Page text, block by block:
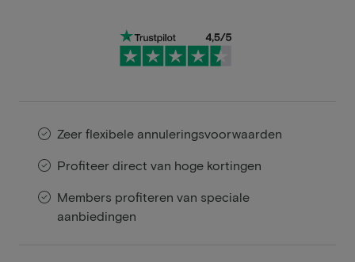
Zeer flexibele annuleringsvoorwaarden
Profiteer direct van hoge kortingen
Members profiteren van speciale
aanbiedingen